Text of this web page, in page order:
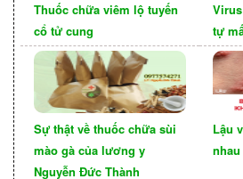
Phân biệt giữa
vùng kín nữ giới
Sùi mào gà và bệnh lậu là hai
liên quan đến vùng kín và hệ
nhưng chúng có các điểm
Thuốc chữa viêm lộ tuyến
cổ tử cung
tự
Sự thật về thuốc chữa sùi
mào gà của lương y
Nguyễn Đức Thành
Lậu